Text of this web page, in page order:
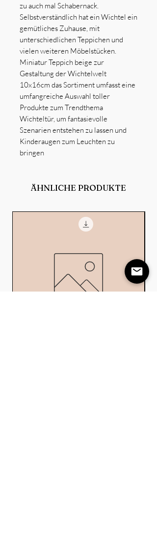
zu auch mal Schabernack.
Selbstverständlich hat ein Wichtel ein
gemütliches Zuhause, mit
unterschiedlichen Teppichen und
vielen weiteren Möbelstücken.
Miniatur Teppich beige zur
Gestaltung der Wichtelwelt
10x16cm das Sortiment umfasst eine
umfangreiche Auswahl toller
Produkte zum Trendthema
Wichteltür, um fantasievolle
Szenarien entstehen zu lassen und
Kinderaugen zum Leuchten zu
bringen
ÄHNLICHE PRODUKTE